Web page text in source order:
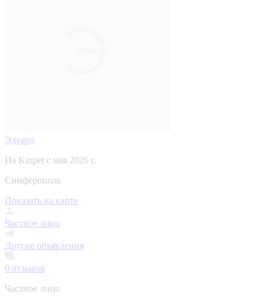
Эдуард
На Kinpet c мая 2026 г.
Симферополь
Показать на карте
Частное лицо
Другие объявления
0 отзывов
Частное лицо